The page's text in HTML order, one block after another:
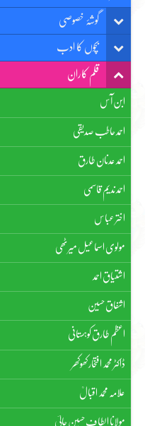
گوشۂ خصوصی
بچوں کا ادب
قلم کاران
ابن آس
احمد حاطب صدیقی
احمد عدنان طارق
احمد ندیم قاسمی
اختر عباس
مولوی اسماعیل میرٹھی
اشتیاق احمد
اشفاق حسین
اعظم طارق کوہستانی
ڈاکٹر محمد افتخار کھوکھر
علامہ محمد اقبالؒ
مولانا الطاف حسین حالیؔ